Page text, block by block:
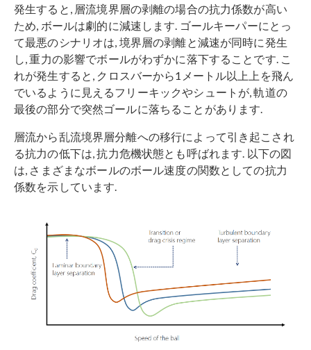
発生すると, 層流境界層の剥離の場合の抗力係数が高い
ため, ボールは劇的に減速します. ゴールキーパーにとっ
て最悪のシナリオは, 境界層の剥離と減速が同時に発生
し, 重力の影響でボールがわずかに落下することです. こ
れが発生すると, クロスバーから1メートル以上上を飛ん
でいるように見えるフリーキックやシュートが, 軌道の
最後の部分で突然ゴールに落ちることがあります.
層流から乱流境界層分離への移行によって引き起こされ
る抗力の低下は, 抗力危機状態とも呼ばれます. 以下の図
は, さまざまなボールのボール速度の関数としての抗力
係数を示しています.